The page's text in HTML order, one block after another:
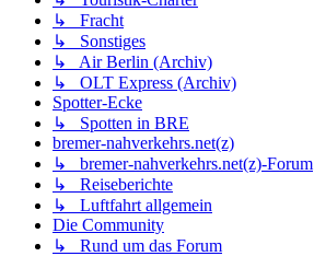
↳ Fracht
↳ Sonstiges
↳ Air Berlin (Archiv)
↳ OLT Express (Archiv)
Spotter-Ecke
↳ Spotten in BRE
bremer-nahverkehrs.net(z)
↳ bremer-nahverkehrs.net(z)-Forum
↳ Reiseberichte
↳ Luftfahrt allgemein
Die Community
↳ Rund um das Forum